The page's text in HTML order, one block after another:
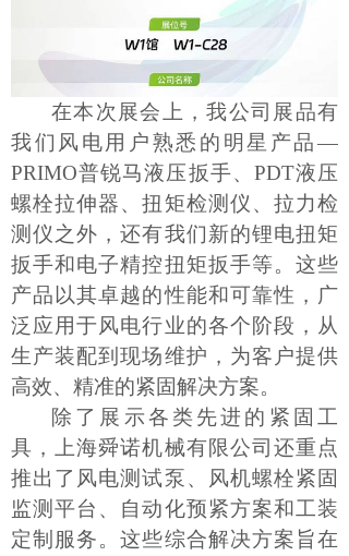
在本次展会上，我公司展品有
我们风电用户熟悉的 明星产品—
PRIMO普锐马液压扳手、 PDT液压
螺栓拉伸器、扭矩检测仪、拉力检
测仪之外，还有我们新的锂电扭矩
扳手和电子精控扭矩扳手等。这些
产品以其卓越的性能和可靠性，广
泛应用于风电行业的各个阶段，从
生产装配到现场维护，为客户提供
高效、精准的紧固解决方案。
除了展示各类先进的紧固工
具，上海舜诺机械有限公司还重点
推出了风电测试泵、风机螺栓紧固
监测平台、自动化预紧方案和工装
定制服务。这些综合解决方案旨在